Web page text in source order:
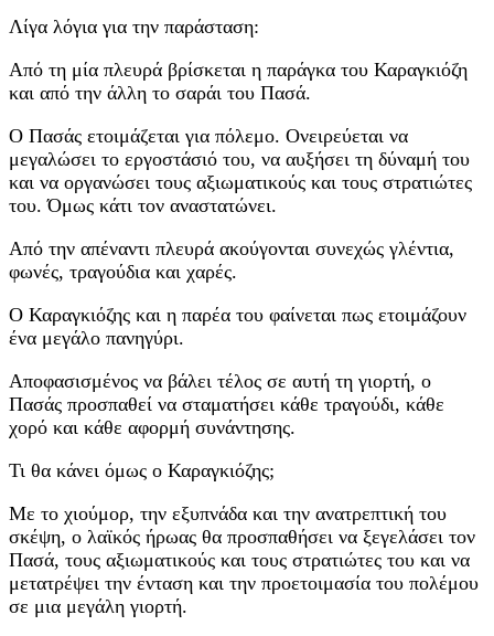
Λίγα λόγια για την παράσταση:
Από τη μία πλευρά βρίσκεται η παράγκα του Καραγκιόζη
και από την άλλη το σαράι του Πασά.
Ο Πασάς ετοιμάζεται για πόλεμο. Ονειρεύεται να
μεγαλώσει το εργοστάσιό του, να αυξήσει τη δύναμή του
και να οργανώσει τους αξιωματικούς και τους στρατιώτες
του. Όμως κάτι τον αναστατώνει.
Από την απέναντι πλευρά ακούγονται συνεχώς γλέντια,
φωνές, τραγούδια και χαρές.
Ο Καραγκιόζης και η παρέα του φαίνεται πως ετοιμάζουν
ένα μεγάλο πανηγύρι.
Αποφασισμένος να βάλει τέλος σε αυτή τη γιορτή, ο
Πασάς προσπαθεί να σταματήσει κάθε τραγούδι, κάθε
χορό και κάθε αφορμή συνάντησης.
Τι θα κάνει όμως ο Καραγκιόζης;
Με το χιούμορ, την εξυπνάδα και την ανατρεπτική του
σκέψη, ο λαϊκός ήρωας θα προσπαθήσει να ξεγελάσει τον
Πασά, τους αξιωματικούς και τους στρατιώτες του και να
μετατρέψει την ένταση και την προετοιμασία του πολέμου
σε μια μεγάλη γιορτή.